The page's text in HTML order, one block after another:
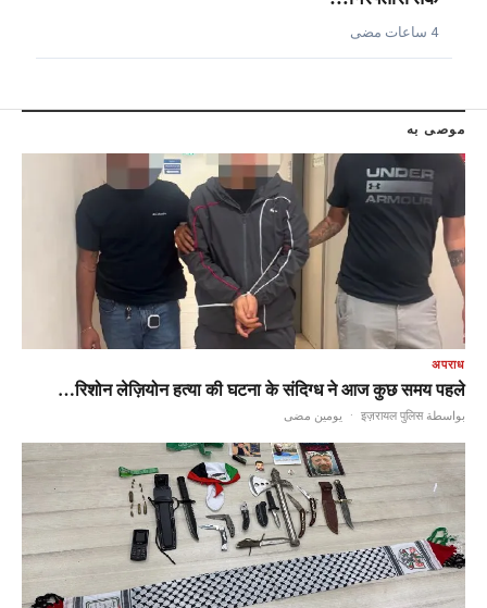
4 ساعات مضى
موصى به
अपराध
रिशोन लेज़ियोन हत्या की घटना के संदिग्ध ने आज कुछ समय पहले…
بواسطة इज़रायल पुलिस · يومين مضى